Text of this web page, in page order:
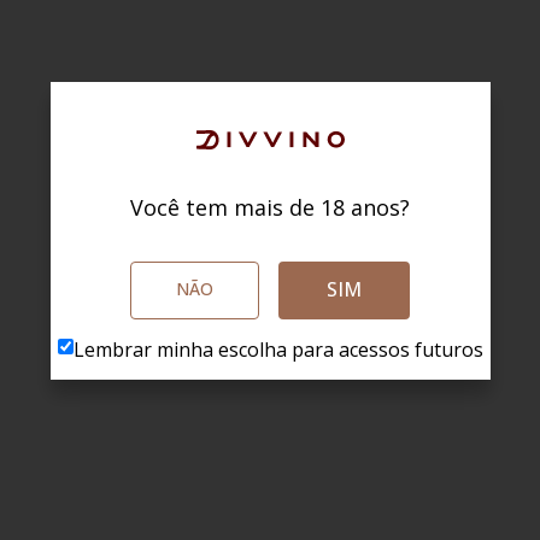
Você tem mais de 18 anos?
NÃO SIM
Lembrar minha escolha para acessos futuros